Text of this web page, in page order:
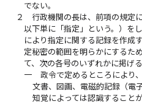
でない。
２
行政機関の長は、前項の規定
以下単に「指定」という。）を
により指定に関する記録を作成
定秘密の範囲を明らかにするた
て、次の各号のいずれかに掲げ
一
政令で定めるところにより
文書、図画、電磁的記録（電
知覚によっては認識すること